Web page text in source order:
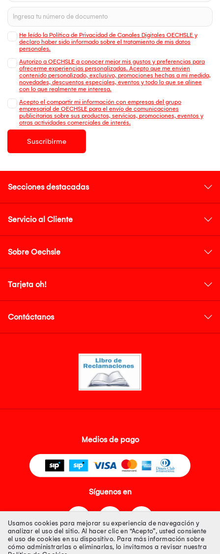
He leído la Política de Privacidad de Canales Digitales OECHSLE y
declaro haber sido informado sobre el tratamiento de mis datos
personales.
Autorizo a OECHSLE a conocer mejor mis gustos y preferencias para
ofrecerme experiencias personalizadas. Acepto que me envien
contenido personalizado, exclusivo, promociones hechas a mi medida,
novedades, descuentos especiales, eventos y todo lo que se alinee
con lo que realmente me interesa.
Acepto el compartir mi información con empresas del grupo
empresarial de OECHSLE para el envío de comunicaciones
publicitarias sobre sus productos, servicios, promociones, eventos y
otras actividades comerciales de interés.
Suscribirme
Secciones destacadas
Servicio al Cliente
Sobre Oechsle
Tarjeta oh!
Contáctanos
Medios de pago
Síguenos en
Usamos cookies para mejorar su experiencia de navegación y
analizar el uso del sitio. Al hacer clic en “Acepto”, usted consiente
el uso de cookies en su dispositivo. Para más información sobre
cómo administrarlas o eliminarlas, lo invitamos a revisar nuestra